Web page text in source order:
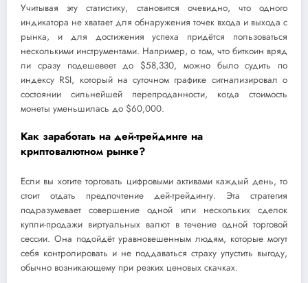
Учитывая эту статистику, становится очевидно, что одного
индикатора не хватает для обнаружения точек входа и выхода с
рынка, и для достижения успеха придётся пользоваться
несколькими инструментами. Например, о том, что биткоин вряд
ли сразу подешевеет до $58,330, можно было судить по
индексу RSI, который на суточном графике сигнализировал о
состоянии сильнейшей перепроданности, когда стоимость
монеты уменьшилась до $60,000.
Как заработать на дей-трейдинге на
криптовалютном рынке?
Если вы хотите торговать цифровыми активами каждый день, то
стоит отдать предпочтение дей-трейдингу. Эта стратегия
подразумевает совершение одной или нескольких сделок
купли-продажи виртуальных валют в течение одной торговой
сессии. Она подойдёт уравновешенным людям, которые могут
себя контролировать и не поддаваться страху упустить выгоду,
обычно возникающему при резких ценовых скачках.